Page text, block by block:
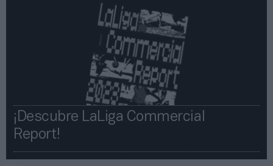
¡Descubre LaLiga Commercial
Report!​​